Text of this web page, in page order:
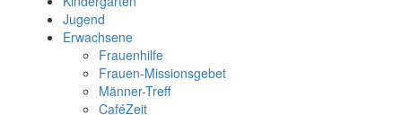
Jugend
Erwachsene
Frauenhilfe
Frauen-Missionsgebet
Männer-Treff
CaféZeit